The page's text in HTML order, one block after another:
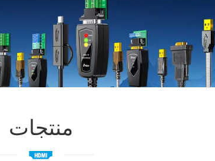
منتجات